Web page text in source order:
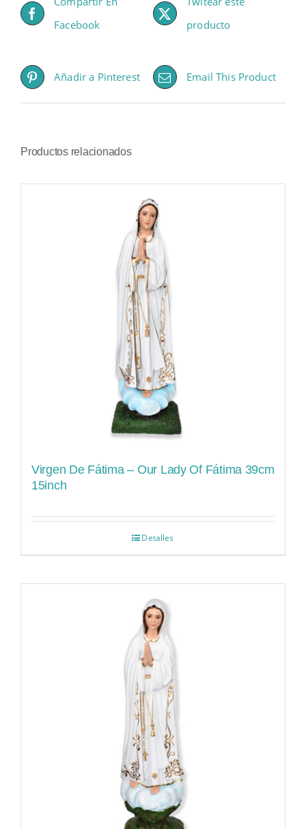
Facebook
producto
Añadir a Pinterest Email This Product
Productos relacionados
Virgen De Fátima – Our Lady Of Fátima 39cm
15inch
Detalles